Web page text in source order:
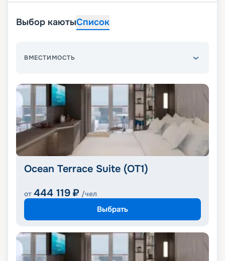
Выбор каютыСписок
ВМЕСТИМОСТЬ
Ocean Terrace Suite (OT1)
от 444 119 ₽ /чел
Выбрать